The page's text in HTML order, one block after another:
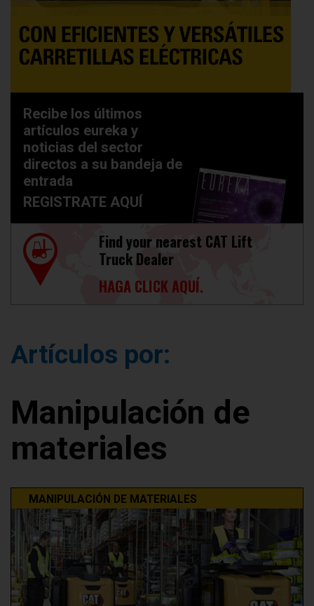
Recibe los últimos
artículos eureka y
noticias del sector
directos a su bandeja de
entrada
REGISTRATE AQUÍ
Find your nearest CAT Lift
Truck Dealer
HAGA CLICK AQUÍ.
Artículos por:
Manipulación de
materiales
MANIPULACIÓN DE MATERIALES